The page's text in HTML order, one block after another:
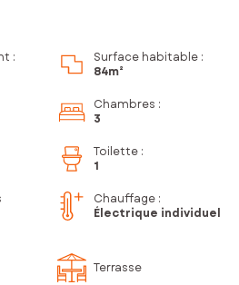
:
Surface habitable :
84m²
Chambres :
3
Toilette :
1
Chauffage :
Électrique individuel
Terrasse